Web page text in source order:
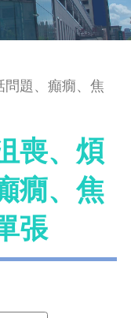
問題、癲癇、焦
喪、煩
癇、焦
張